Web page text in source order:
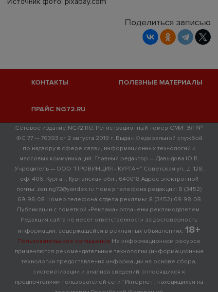
Поделиться записью
КОНТАКТЫ ПОЛЕЗНЫЕ МАТЕРИАЛЫ
ПРАЙС NG72.RU
Сетевое издание NG72.RU. Регистрационный номер СМИ: ЭЛ №
ФС 77 — 76393 от 2 августа 2019 г. Выдан Федеральной службой
по надзору в сфере связи, информационных технологий и
массовых коммуникаций. Главный редактор — Давыдова Ю.В.
Учредитель — ООО "ПРОВИНЦИЯ - КУРГАН" Советская ул., д. 128,
оф. 406, Курган, Курганская обл., 640018 Адрес электронной
почты: zen.ng72@yandex.ru Номер телефона редакции: 8 (3452)
69-98-08 Номер телефона отдела рекламы: 8 (3452) 69-98-08
Публикации с пометкой «Реклама» оплачены рекламодателем.
Редакция сайта не несет ответственности за достоверность
информации, содержащейся в рекламных объявлениях. 18+
Пользовательское соглашение На информационном ресурсе
применяются рекомендательные технологии (информационные
технологии предоставления информации на основе сбора,
систематизации и анализа сведений, относящихся к
предпочтениям пользователей сети "Интернет", находящихся на